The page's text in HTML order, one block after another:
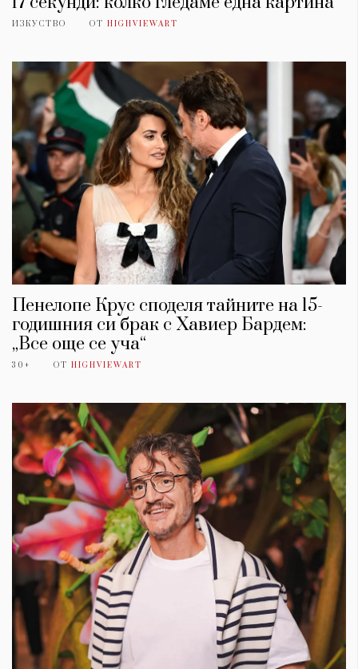
ИЗКУСТВО ОТ HIGHVIEWART
Пенелопе Крус споделя тайните на 15-
годишния си брак с Хавиер Бардем:
„Все още се уча“
30+ ОТ HIGHVIEWART